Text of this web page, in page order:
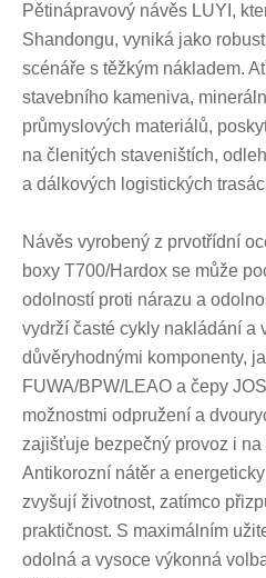
Pětinápravový návěs LUYI,
Shandongu, vyniká jako
scénáře s těžkým nákladem.
stavebního kameniva,
průmyslových materiálů,
na členitých staveništích,
a dálkových logistických
Návěs vyrobený z prvotřídní
boxy T700/Hardox se může
odolností proti nárazu a
vydrží časté cykly nakládání a
důvěryhodnými komponenty,
FUWA/BPW/LEAO a čepy
možnostmi odpružení a
zajišťuje bezpečný provoz i na
Antikorozní nátěr a
zvyšují životnost, zatímco
praktičnost. S maximálním
odolná a vysoce výkonná